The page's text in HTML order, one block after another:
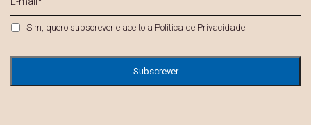
mail
Privacidade *
Sim, quero subscrever e aceito a Política de Privacidade.